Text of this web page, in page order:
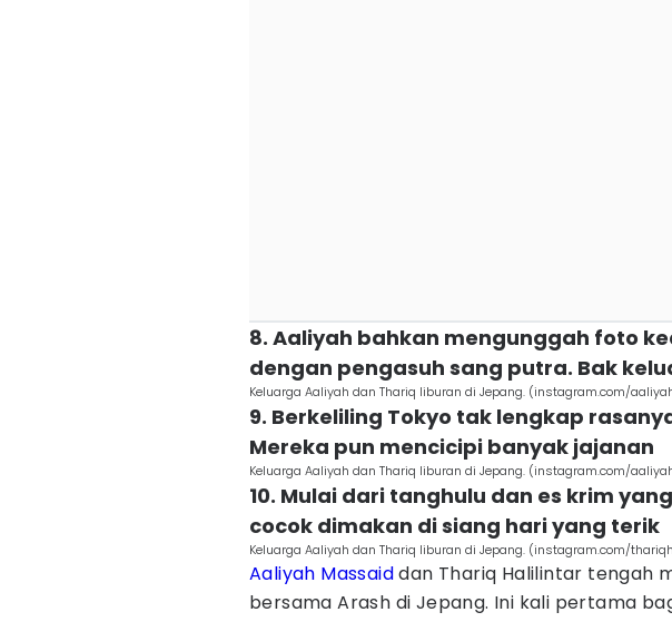
8. Aaliyah bahkan mengunggah foto
dengan pengasuh sang putra. Bak
Keluarga Aaliyah dan Thariq liburan di Jepang. (instagram.com/
9. Berkeliling Tokyo tak lengkap
Mereka pun mencicipi banyak jajanan
Keluarga Aaliyah dan Thariq liburan di Jepang. (instagram.com/
10. Mulai dari tanghulu dan es krim
cocok dimakan di siang hari yang terik
Keluarga Aaliyah dan Thariq liburan di Jepang. (instagram.com/
Aaliyah Massaiddan Thariq Halilintar tengah
bersama Arash di Jepang. Ini kali pertama